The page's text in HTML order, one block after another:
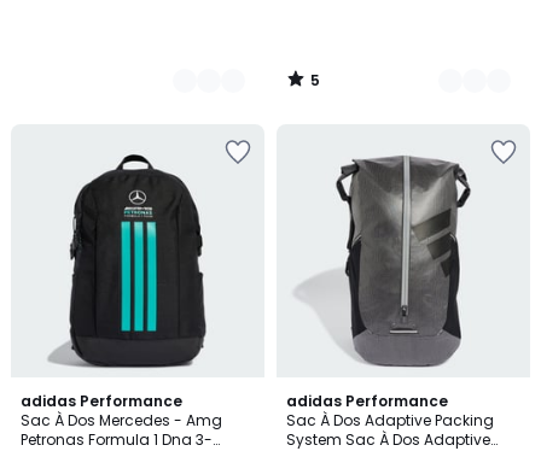
5
/
adidas Performance
Sac À Dos Mercedes - Amg
Petronas Formula 1 Dna 3-
adidas Performance
Sac À Dos Adaptive Packing
System Sac À Dos Adaptive